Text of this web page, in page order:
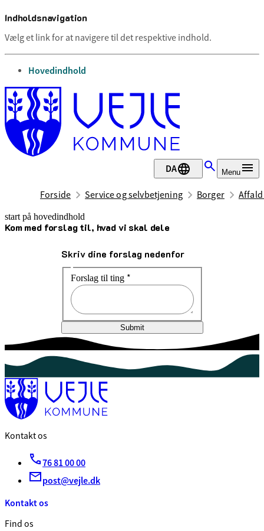
Indholdsnavigation
Vælg et link for at navigere til det respektive indhold.
gå til
Hovedindhold
DA Menu
Forside Service og selvbetjening Borger
start på hovedindhold
Kom med forslag til, hvad vi skal dele
senest opdateret 25. april 2025
Skriv dine forslag nedenfor
Forslag til ting *
Submit
Kontakt os
76 81 00 00
post@vejle.dk
Kontakt os
Find os